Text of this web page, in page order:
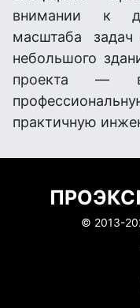
внимании к
масштаба
небольшого
проекта —
практичную
© 2013-